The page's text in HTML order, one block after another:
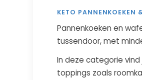
KETO PANNENKOEKEN
Pannenkoeken en
tussendoor, met
In deze categorie
toppings zoals